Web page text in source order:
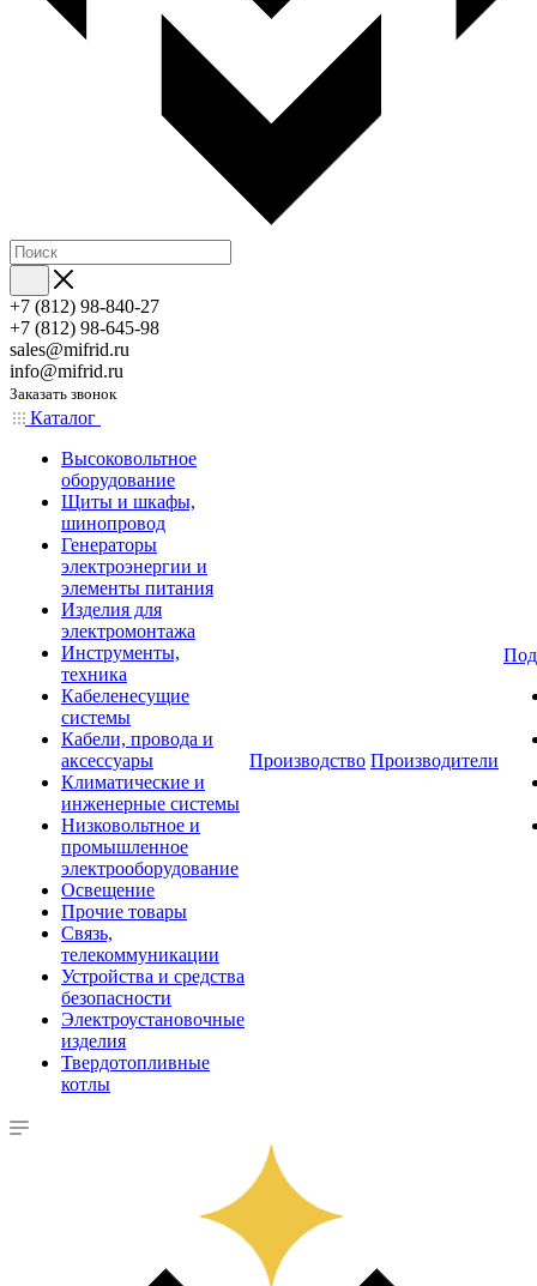
+7 (812) 98-840-27
+7 (812) 98-645-98
sales@mifrid.ru
info@mifrid.ru
Заказать звонок
Каталог
Высоковольтное
оборудование
Щиты и шкафы,
шинопровод
Генераторы
электроэнергии и
элементы питания
Изделия для
электромонтажа
Инструменты,
техника
Кабеленесущие
системы
Кабели, провода и
аксессуары
Климатические и
инженерные системы
Низковольтное и
промышленное
электрооборудование
Освещение
Прочие товары
Связь,
телекоммуникации
Устройства и средства
безопасности
Электроустановочные
изделия
Твердотопливные
котлы
Производство Производители